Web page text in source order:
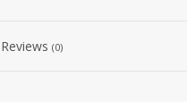
Reviews (0)